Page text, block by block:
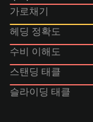
가로채기
헤딩 정확도
수비 이해도
스탠딩 태클
슬라이딩 태클